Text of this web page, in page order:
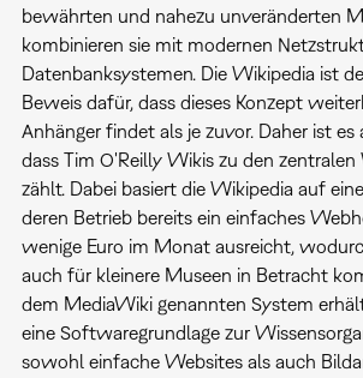
bewährten und nahezu unveränderten
kombinieren sie mit modernen
Datenbanksystemen. Die Wikipedia ist
Beweis dafür, dass dieses Konzept
Anhänger findet als je zuvor. Daher ist
dass Tim O'Reilly Wikis zu den zentralen
zählt. Dabei basiert die Wikipedia auf
deren Betrieb bereits ein einfaches
wenige Euro im Monat ausreicht,
auch für kleinere Museen in Betracht
dem MediaWiki genannten System
eine Softwaregrundlage zur
sowohl einfache Websites als auch